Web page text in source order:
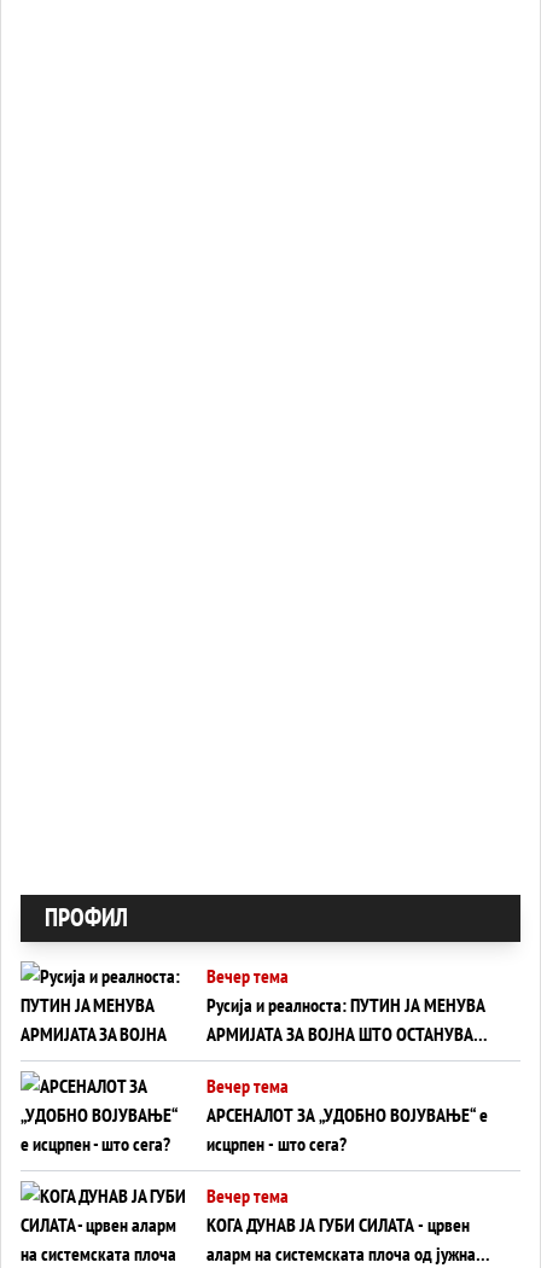
ПРОФИЛ
Вечер тема
Русија и реалноста: ПУТИН ЈА МЕНУВА
АРМИЈАТА ЗА ВОЈНА ШТО ОСТАНУВА
БЕЗ ФРОНТ
Вечер тема
АРСЕНАЛОТ ЗА „УДОБНО ВОЈУВАЊЕ“ е
исцрпен - што сега?
Вечер тема
КОГА ДУНАВ ЈА ГУБИ СИЛАТА - црвен
аларм на системската плоча од јужна